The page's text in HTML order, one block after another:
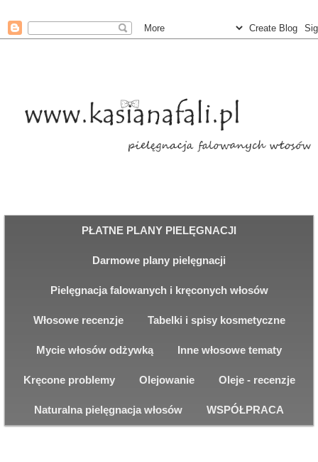
PŁATNE PLANY PIELĘGNACJI
Darmowe plany pielęgnacji
Pielęgnacja falowanych i kręconych włosów
Włosowe recenzje Tabelki i spisy kosmetyczne
Mycie włosów odżywką Inne włosowe tematy
Kręcone problemy Olejowanie Oleje - recenzje
Naturalna pielęgnacja włosów WSPÓŁPRACA